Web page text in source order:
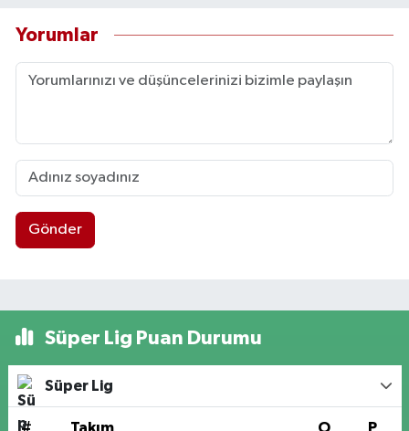
Yorumlar
Gönder
Süper Lig Puan Durumu
Süper Lig
# Takım O P